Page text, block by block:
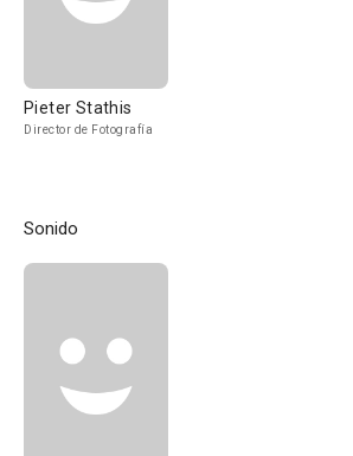
Pieter Stathis
Director de Fotografía
Sonido